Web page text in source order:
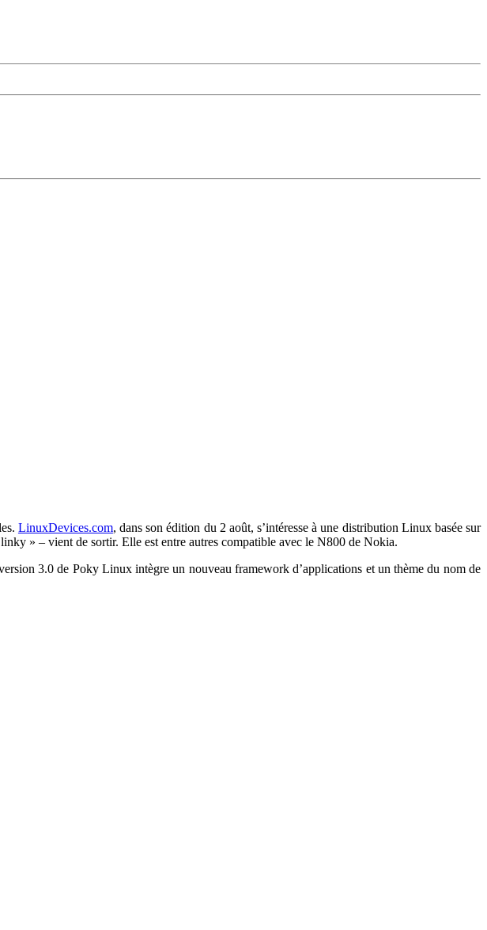
LinuxDevices.com, dans son édition du 2 août, s’intéresse à une distribution Linux basée sur
» – vient de sortir. Elle est entre autres compatible avec le N800 de Nokia.
3.0 de Poky Linux intègre un nouveau framework d’applications et un thème du nom de